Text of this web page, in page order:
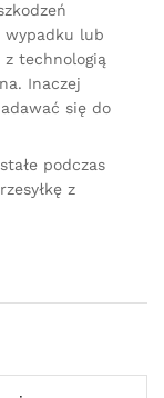
wypadku lub
technologią
Inaczej
się do
podczas
z